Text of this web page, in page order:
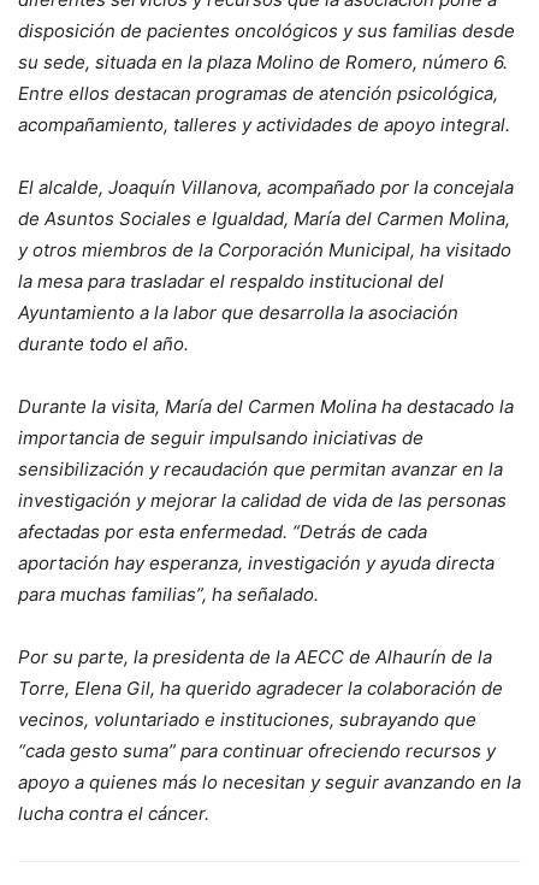
disposición de pacientes oncológicos y sus familias desde
su sede, situada en la plaza Molino de Romero, número 6.
Entre ellos destacan programas de atención psicológica,
acompañamiento, talleres y actividades de apoyo integral.
El alcalde, Joaquín Villanova, acompañado por la concejala
de Asuntos Sociales e Igualdad, María del Carmen Molina,
y otros miembros de la Corporación Municipal, ha visitado
la mesa para trasladar el respaldo institucional del
Ayuntamiento a la labor que desarrolla la asociación
durante todo el año.
Durante la visita, María del Carmen Molina ha destacado la
importancia de seguir impulsando iniciativas de
sensibilización y recaudación que permitan avanzar en la
investigación y mejorar la calidad de vida de las personas
afectadas por esta enfermedad. “Detrás de cada
aportación hay esperanza, investigación y ayuda directa
para muchas familias”, ha señalado.
Por su parte, la presidenta de la AECC de Alhaurín de la
Torre, Elena Gil, ha querido agradecer la colaboración de
vecinos, voluntariado e instituciones, subrayando que
“cada gesto suma” para continuar ofreciendo recursos y
apoyo a quienes más lo necesitan y seguir avanzando en la
lucha contra el cáncer.